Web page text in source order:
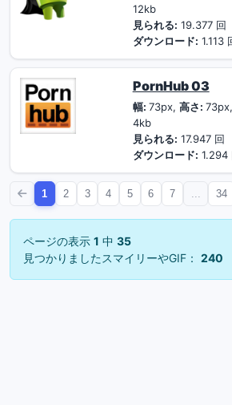
12kb
見られる: 19.377 回
ダウンロード: 1.113
PornHub 03
幅: 73px, 高さ: 73px,
4kb
見られる: 17.947 回
ダウンロード: 1.294
1 2 3 4 5 6 7 34
ページの表示 1 中 35
見つかりましたスマイリーやGIF： 240